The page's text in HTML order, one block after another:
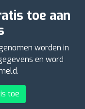
toe aan
worden in
en word
toe